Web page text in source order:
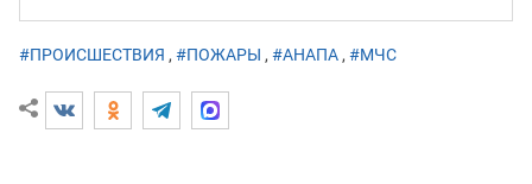
#ПРОИСШЕСТВИЯ , #ПОЖАРЫ , #АНАПА , #МЧС